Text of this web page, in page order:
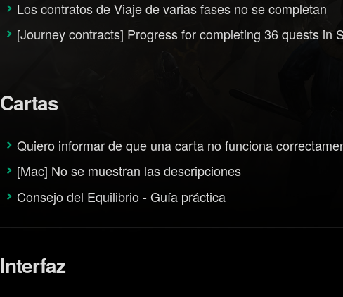
Los contratos de Viaje de varias fases no se completan
[Journey contracts] Progress for completing 36 quests in
Cartas
Quiero informar de que una carta no funciona
[Mac] No se muestran las descripciones
Consejo del Equilibrio - Guía práctica
Interfaz